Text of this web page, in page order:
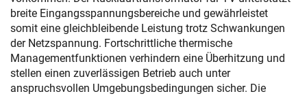
breite Eingangsspannungsbereiche und gewährleistet
somit eine gleichbleibende Leistung trotz Schwankungen
der Netzspannung. Fortschrittliche thermische
Managementfunktionen verhindern eine Überhitzung und
stellen einen zuverlässigen Betrieb auch unter
anspruchsvollen Umgebungsbedingungen sicher. Die